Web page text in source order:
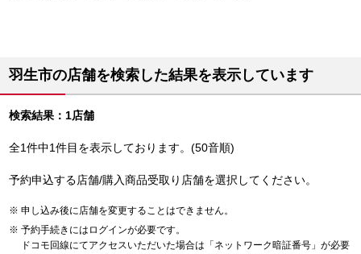
羽生市の店舗を検索した結果を表示しています
検索結果：1店舗
全1件中1件目を表示しております。(50音順)
予約申込する店舗/購入商品受取り店舗を選択してください。
申し込み後に店舗を変更することはできません。
予約手続きにはログインが必要です。
ドコモ回線にてアクセスいただいた場合は「ネットワーク暗証番号」が必要